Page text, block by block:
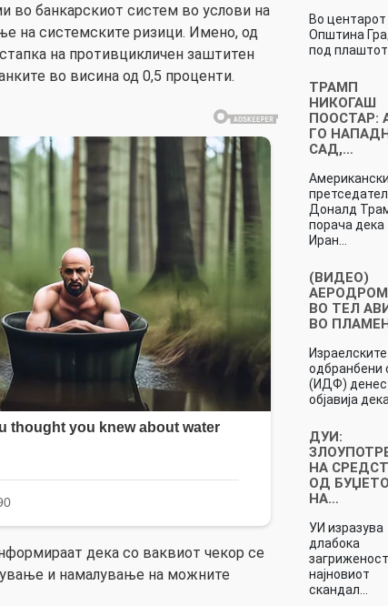
во банкарскиот систем во услови на
на системските ризици. Имено, од
на противцикличен заштитен
во висина од 0,5 проценти.
дека со ваквиот чекор се
и намалување на можните
Во центарот
Општина
под плаштот…
ТРАМП
НИКОГАШ
ПООСТАР:
ГО
САД,…
претседател
Доналд
порача дека
Иран…
(ВИДЕО)
ВО ТЕЛ
ВО
Израелските
одбранбени
(ИДФ) денес
објавија
ДУИ:
НА
ОД
НА…
УИ изразува
длабока
најновиот
скандал…